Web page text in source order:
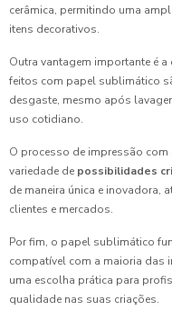
cerâmica, permitindo uma
itens decorativos.
Outra vantagem importante é a
feitos com papel sublimático
desgaste, mesmo após
uso cotidiano.
O processo de impressão
variedade de possibilidades
de maneira única e inovadora,
clientes e mercados.
Por fim, o papel sublimático
compatível com a maioria das
uma escolha prática para
qualidade nas suas criações.